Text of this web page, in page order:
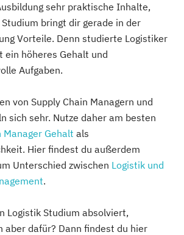
sehr praktische Inhalte,
bringt dir gerade in der
Vorteile. Denn studierte Logistiker
ein höheres Gehalt und
Aufgaben.
von Supply Chain Managern und
sich sehr. Nutze daher am besten
Manager Gehalt als
Hier findest du außerdem
Unterschied zwischen Logistik und
.
Logistik Studium absolviert,
aber dafür? Dann findest du hier